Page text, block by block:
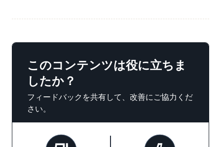
このコンテンツは役に立ちま
したか？
フィードバックを共有して、改善にご協力くだ
さい。